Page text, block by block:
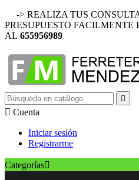
-> REALIZA TUS
PRESUPUESTO FACILMENTE
AL 655956989

 Cuenta
Iniciar sesión
Registrarme
Categorías